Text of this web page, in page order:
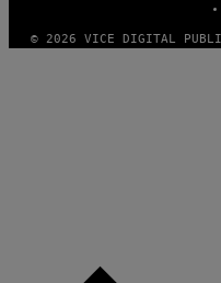
© 2026 VICE DIGITAL